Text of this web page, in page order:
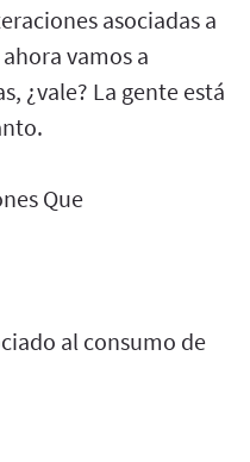
asociadas a
vamos a
¿vale? La gente está
Que
al consumo de